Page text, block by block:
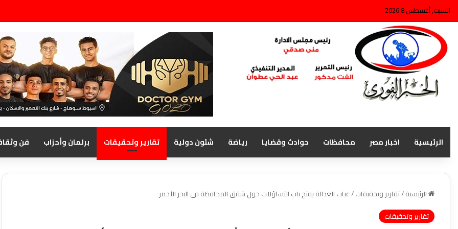
السبت, أغسطس 8 2026
الرئيسية اخبار مصر محافظات حوادث وقضايا رياضة شئون دولية تقارير وتحقيقات برلمان وأحزاب فن
الرئيسية/تقارير وتحقيقات/غياب العدالة يفتح باب التساؤلات حول شقق المحافظة فى البحر الأحمر
تقارير وتحقيقات